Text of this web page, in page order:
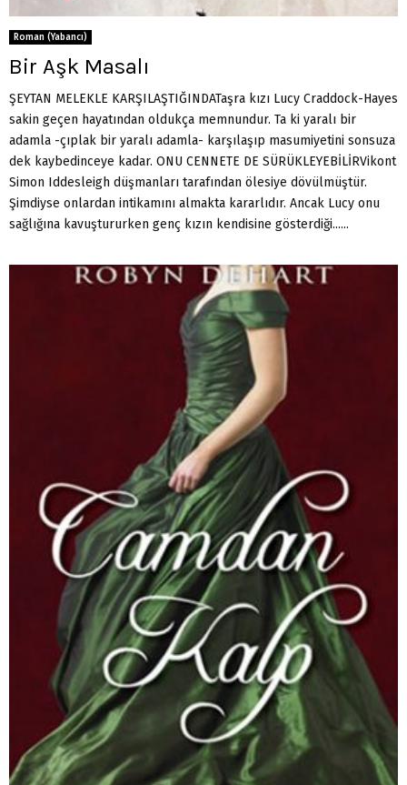
Roman (Yabancı)
Bir Aşk Masalı
ŞEYTAN MELEKLE KARŞILAŞTIĞINDATaşra kızı Lucy Craddock-Hayes
sakin geçen hayatından oldukça memnundur. Ta ki yaralı bir
adamla -çıplak bir yaralı adamla- karşılaşıp masumiyetini sonsuza
dek kaybedinceye kadar. ONU CENNETE DE SÜRÜKLEYEBİLİRVikont
Simon Iddesleigh düşmanları tarafından ölesiye dövülmüştür.
Şimdiyse onlardan intikamını almakta kararlıdır. Ancak Lucy onu
sağlığına kavuştururken genç kızın kendisine gösterdiği......